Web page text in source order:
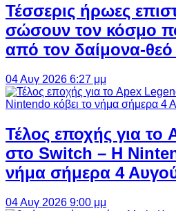
Τέσσερις ήρωες
σώσουν τον κόσμο
από τον δαίμονα-
04 Αυγ 2026 6:27 μμ
Τέλος εποχής για το
στο Switch – Η
νήμα σήμερα 4
04 Αυγ 2026 9:00 μμ